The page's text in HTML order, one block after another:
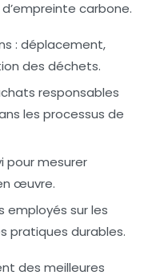
empreinte carbone.
: déplacement,
des déchets.
responsables
les processus de
pour mesurer
œuvre.
employés sur les
pratiques durables.
des meilleures